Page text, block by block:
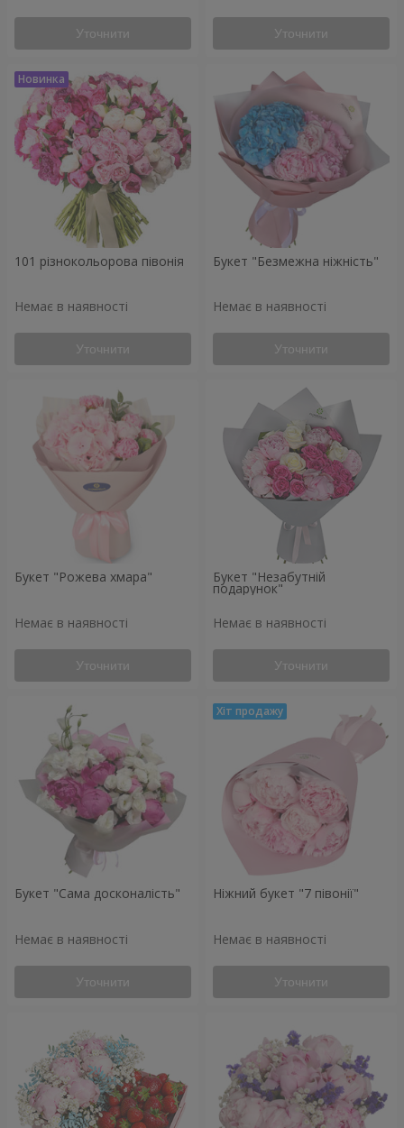
Уточнити Уточнити
101 різнокольорова півонія
Немає в наявності
Уточнити
Букет "Безмежна ніжність"
Немає в наявності
Уточнити
Букет "Рожева хмара"
Немає в наявності
Уточнити
Букет "Незабутній
подарунок"
Немає в наявності
Уточнити
Букет "Сама досконалість"
Немає в наявності
Уточнити
Ніжний букет "7 півонії"
Немає в наявності
Уточнити